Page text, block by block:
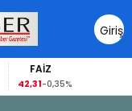
Giriş
Yap
FAİZ
42,31-0,35%